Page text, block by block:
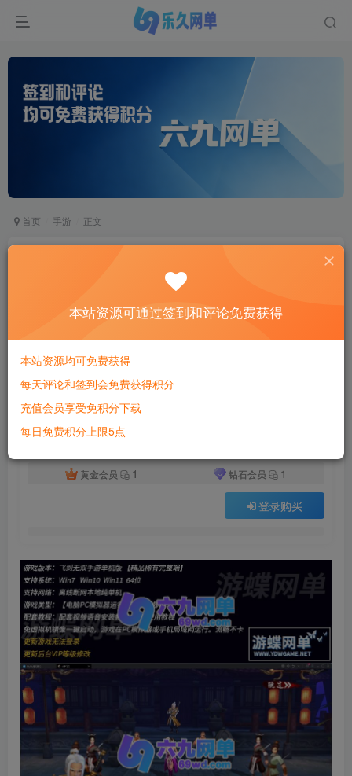
首页 手游 正文
六九网单飞刀无双手游单机版更新游戏无法登录修
复后台VIP等级免虚拟机
六九网单
2个月前更新
关注
3 7528 764
此内容为付费资源，请付费后查看
黄金会员
1 钻石会员 1
登录购买
付费资源
本站资源可通过签到和评论免费获得
本站资源均可免费获得
每天评论和签到会免费获得积分
充值会员享受免积分下载
每日免费积分上限5点